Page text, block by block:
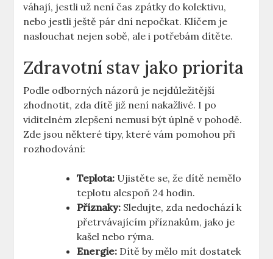
váhají, jestli už není čas zpátky do kolektivu,
nebo jestli ještě pár dní nepočkat. Klíčem je
naslouchat nejen sobě, ale i potřebám dítěte.
Zdravotní stav jako priorita
Podle odborných názorů je nejdůležitější
zhodnotit, zda dítě již není nakažlivé. I po
viditelném zlepšení nemusí být úplně v pohodě.
Zde jsou některé tipy, které vám pomohou při
rozhodování:
Teplota: Ujistěte se, že dítě nemělo
teplotu alespoň 24 hodin.
Příznaky: Sledujte, zda nedochází k
přetrvávajícím příznakům, jako je
kašel nebo rýma.
Energie: Dítě by mělo mít dostatek